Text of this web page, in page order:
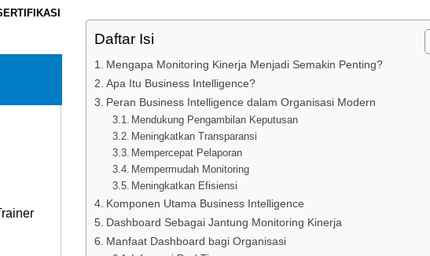
Daftar Isi
Mengapa Monitoring Kinerja Menjadi Semakin Penting?
Apa Itu Business Intelligence?
Peran Business Intelligence dalam Organisasi Modern
Mendukung Pengambilan Keputusan
Meningkatkan Transparansi
Mempercepat Pelaporan
Mempermudah Monitoring
Meningkatkan Efisiensi
Komponen Utama Business Intelligence
Dashboard Sebagai Jantung Monitoring Kinerja
Manfaat Dashboard bagi Organisasi